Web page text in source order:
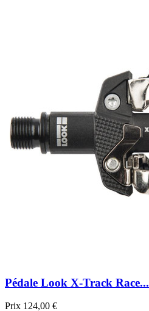
Pédale Look X-Track Race...
Prix 124,00 €